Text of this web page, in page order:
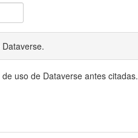
uso de Dataverse antes citadas.